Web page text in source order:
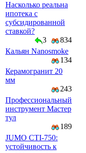
Насколько реальна
ипотека с
субсидированной
ставкой?
3
834
Кальян Nanosmoke
134
Керамогранит 20
мм
243
Профессиональный
инструмент Мастер
тул
189
JUMO CTI-750:
устойчивость к